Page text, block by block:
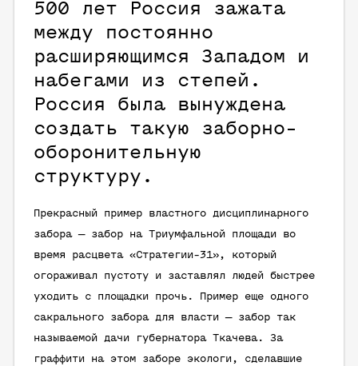
500 лет Россия зажата
между постоянно
расширяющимся Западом и
набегами из степей.
Россия была вынуждена
создать такую заборно-
оборонительную
структуру.
Прекрасный пример властного дисциплинарного
забора — забор на Триумфальной площади во
время расцвета «Стратегии-31», который
огораживал пустоту и заставлял людей быстрее
уходить с площадки прочь. Пример еще одного
сакрального забора для власти — забор так
называемой дачи губернатора Ткачева. За
граффити на этом заборе экологи, сделавшие